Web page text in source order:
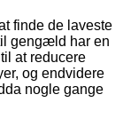
finde de laveste
gengæld har en
at reducere
og endvidere
nogle gange